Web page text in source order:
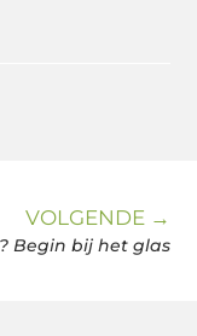
VOLGENDE →
Begin bij het glas